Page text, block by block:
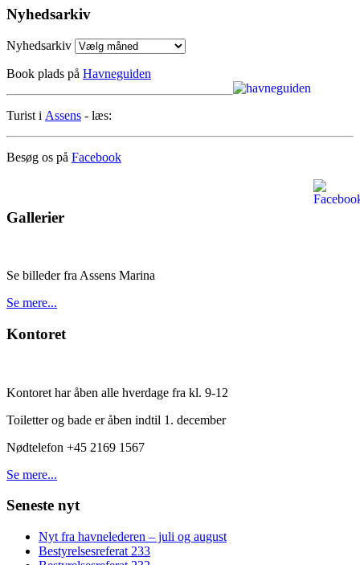
Nyhedsarkiv
Nyhedsarkiv
Book plads på Havneguiden
Turist i Assens - læs:
Besøg os på Facebook
Gallerier
Se billeder fra Assens Marina
Se mere...
Kontoret
Kontoret har åben alle hverdage fra kl. 9-12
Toiletter og bade er åben indtil 1. december
Nødtelefon +45 2169 1567
Se mere...
Seneste nyt
Nyt fra havnelederen – juli og august
Bestyrelsesreferat 233